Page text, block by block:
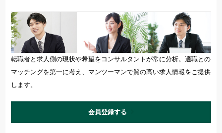
マネジメント経験あり 未経験可
転職者と求人側の現状や希望をコンサルタントが常に分析。適職との
マッチングを第一に考え、マンツーマンで質の高い求人情報をご提供
します。
会員登録する